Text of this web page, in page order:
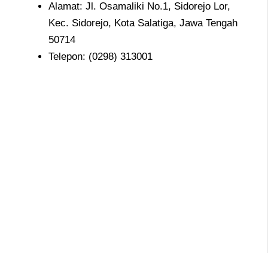
Alamat: Jl. Osamaliki No.1, Sidorejo Lor,
Kec. Sidorejo, Kota Salatiga, Jawa Tengah
50714
Telepon: (0298) 313001